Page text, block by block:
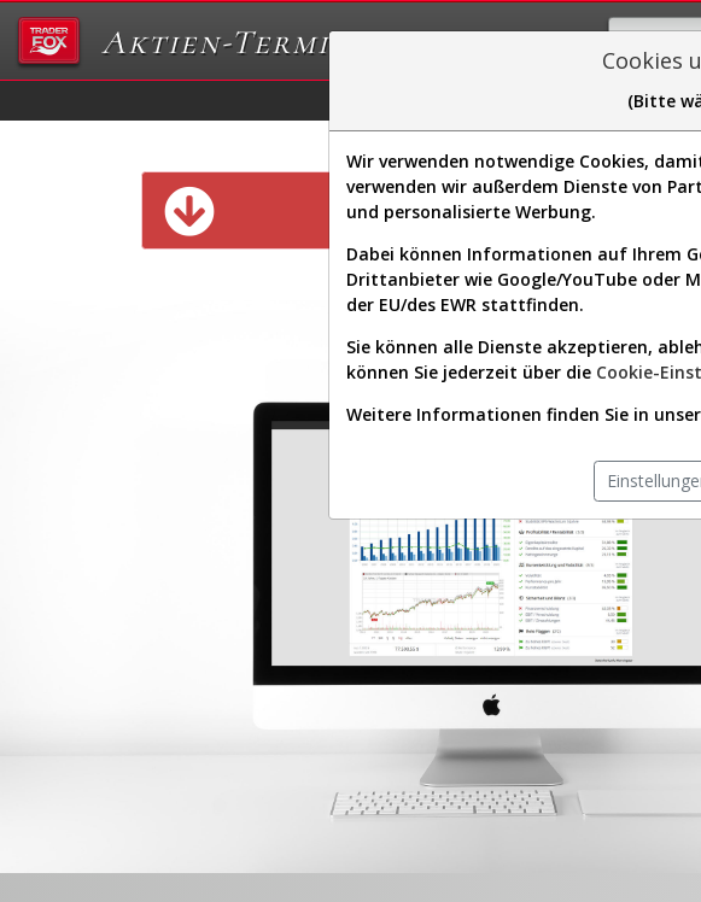
Aktien-Terminal
Sector-
Diese Funktion ist
Cookies
(Bitte
Wir verwenden notwendige Cookies,
verwenden wir außerdem Dienste von
und personalisierte Werbung.
Dabei können Informationen auf Ihrem
Drittanbieter wie Google/YouTube oder
der EU/des EWR stattfinden.
Sie können alle Dienste akzeptieren,
können Sie jederzeit über die Cookie-
Weitere Informationen finden Sie in